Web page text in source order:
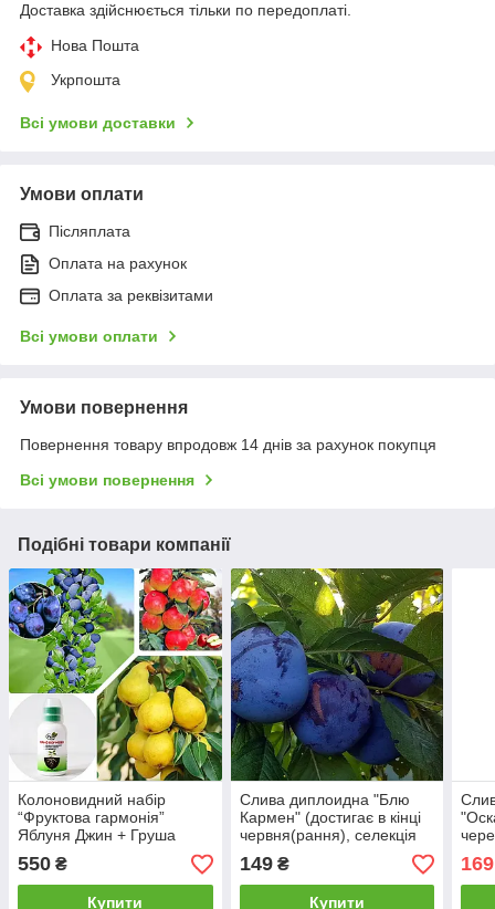
Доставка здійснюється тільки по передоплаті.
Нова Пошта
Укрпошта
Всі умови доставки
Умови оплати
Післяплата
Оплата на рахунок
Оплата за реквізитами
Всі умови оплати
Умови повернення
Повернення товару впродовж 14 днів за рахунок покупця
Всі умови повернення
Подібні товари компанії
Колоновидний набір
“Фруктова гармонія”
Яблуня Джин + Груша
Сапфіра + Слива Блю Світ
+ Нано Корневін 100мл
550 ₴
Купити
Слива диплоидна "Блю
Кармен" (достигає в кінці
червня(рання), селекція
Італії)
149₴
Купити
169